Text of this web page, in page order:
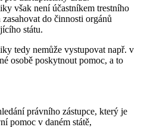
však není účastníkem trestního
do činnosti orgánů
státu.
tedy nemůže vystupovat např. v
osobě poskytnout pomoc, a to
právního zástupce, který je
pomoc v daném státě,